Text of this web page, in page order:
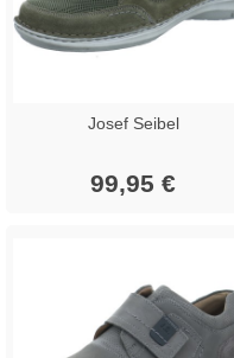
Josef Seibel
99,95 €